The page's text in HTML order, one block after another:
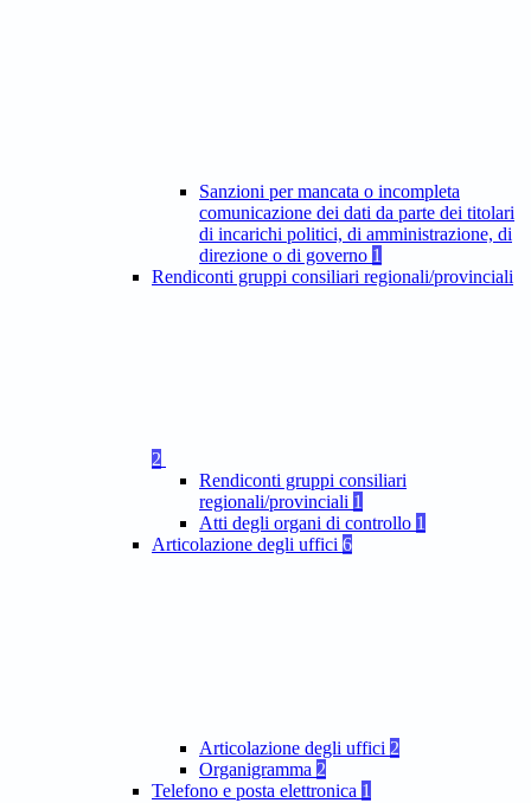
Sanzioni per mancata o incompleta
comunicazione dei dati da parte dei titolari
di incarichi politici, di amministrazione, di
direzione o di governo 1
Rendiconti gruppi consiliari regionali/provinciali
2
Rendiconti gruppi consiliari
regionali/provinciali 1
Atti degli organi di controllo 1
Articolazione degli uffici 6
Articolazione degli uffici 2
Organigramma 2
Telefono e posta elettronica 1